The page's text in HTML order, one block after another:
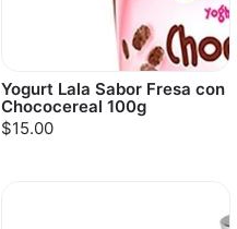
Yogurt Lala Sabor Fresa con
Chococereal 100g
$15.00